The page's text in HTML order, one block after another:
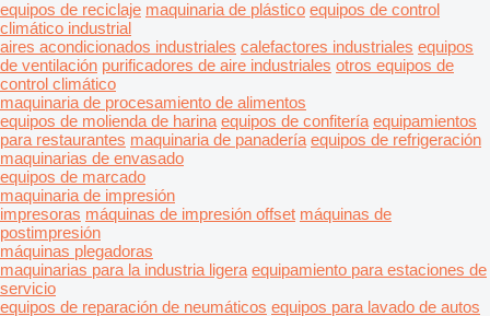
equipos de reciclaje maquinaria de plástico equipos de control
climático industrial
aires acondicionados industriales calefactores industriales equipos
de ventilación purificadores de aire industriales otros equipos de
control climático
maquinaria de procesamiento de alimentos
equipos de molienda de harina equipos de confitería equipamientos
para restaurantes maquinaria de panadería equipos de refrigeración
maquinarias de envasado
equipos de marcado
maquinaria de impresión
impresoras máquinas de impresión offset máquinas de
postimpresión
máquinas plegadoras
maquinarias para la industria ligera equipamiento para estaciones de
servicio
equipos de reparación de neumáticos equipos para lavado de autos